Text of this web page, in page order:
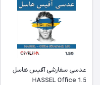
عدسی سفارشی آفیس هاسل
1.5 HASSEL Office